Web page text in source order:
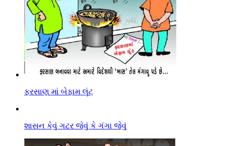
ફરસાણ માં બેફામ લૂંટ
શાસન કેવું ગટર જેવું કે ગંગા જેવું